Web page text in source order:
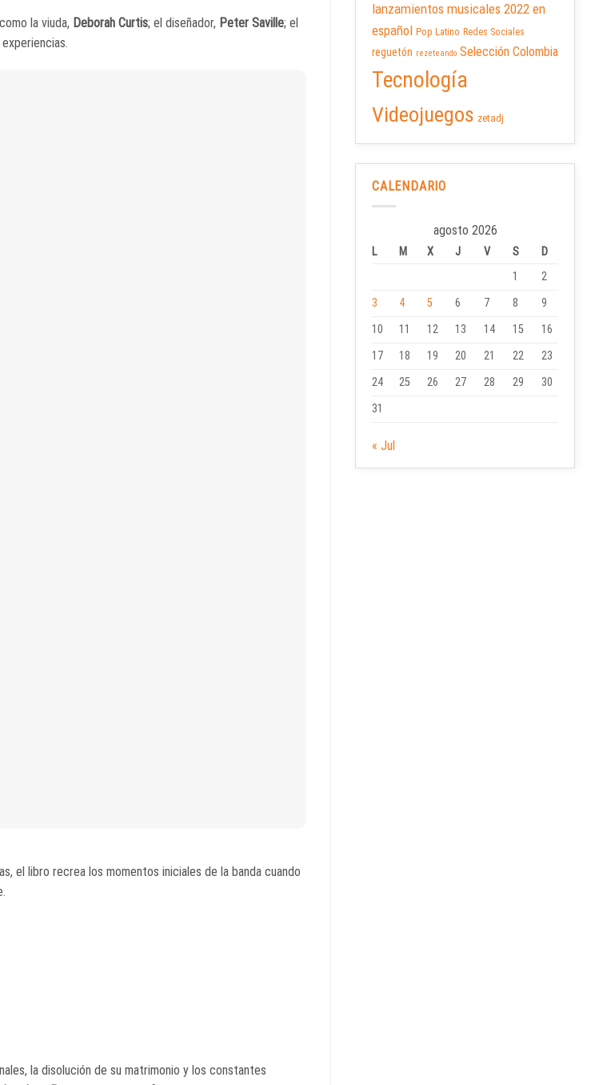
la viuda, Deborah Curtis; el diseñador, Peter Saville; el
el libro recrea los momentos iniciales de la banda cuando
la disolución de su matrimonio y los constantes
lanzamientos musicales 2022 en
español Pop Latino Redes Sociales
reguetón rezeteando Selección Colombia
Tecnología
Videojuegos zetadj
CALENDARIO
agosto 2026
L M X J V S
D
1
2
3
4 5 6 7 8
9
10
11 12 13 14 15
16
17
18 19 20 21 22
23
24
25 26 27 28 29
30
31
« Jul